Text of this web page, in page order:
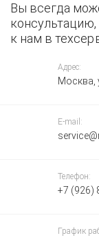
Вы всегда
к нам в
Адрес:
Москва,
E-mail:
Телефон:
+7 (926)
График